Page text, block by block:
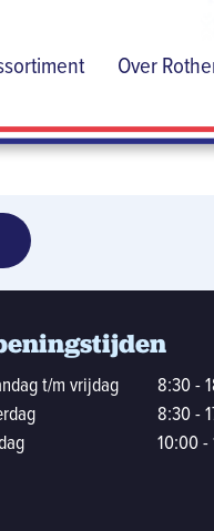
Over
t/m vrijdag
8:30 -
8:30 -
10:00 -